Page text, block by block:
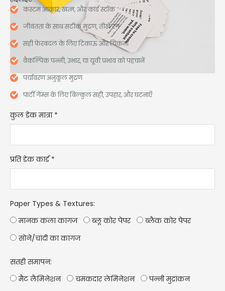
कस्टम आकार, खत्म, और कार्ड स्टॉक
जीवंतता के साथ सटीक मुद्रण, तीखे रंग
सही फेरबदल के लिए टिकाऊ और चिकना
वैकल्पिक पन्नी, उभार, या यूवी प्रभाव को पहचानें
पर्यावरण अनुकूल मुद्रण
पार्टी गेम्स के लिए बिल्कुल सही, उपहार, और घटनाएँ
कुल डेक मात्रा *
प्रति डेक कार्ड *
Paper Types & Textures:
मानक कला कागज
ब्लू कोर पेपर
ब्लैक कोर पेपर
सोने/चांदी का कागज
सतही समापन:
मैट लैमिनेशन
चमकदार लेमिनेशन
पन्नी मुद्रांकन